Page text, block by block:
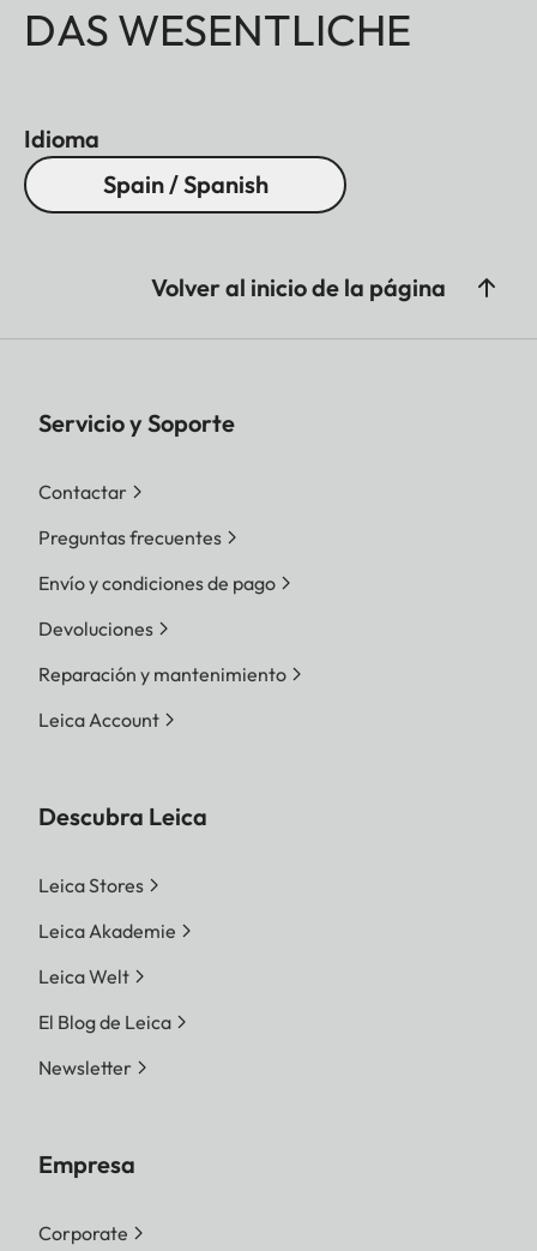
DAS WESENTLICHE
Idioma
Spain / Spanish
Volver al inicio de la página
Servicio y Soporte
Contactar
Preguntas frecuentes
Envío y condiciones de pago
Devoluciones
Reparación y mantenimiento
Leica Account
Descubra Leica
Leica Stores
Leica Akademie
Leica Welt
El Blog de Leica
Newsletter
Empresa
Corporate